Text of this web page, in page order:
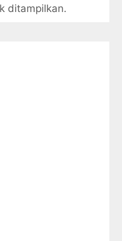
ditampilkan.